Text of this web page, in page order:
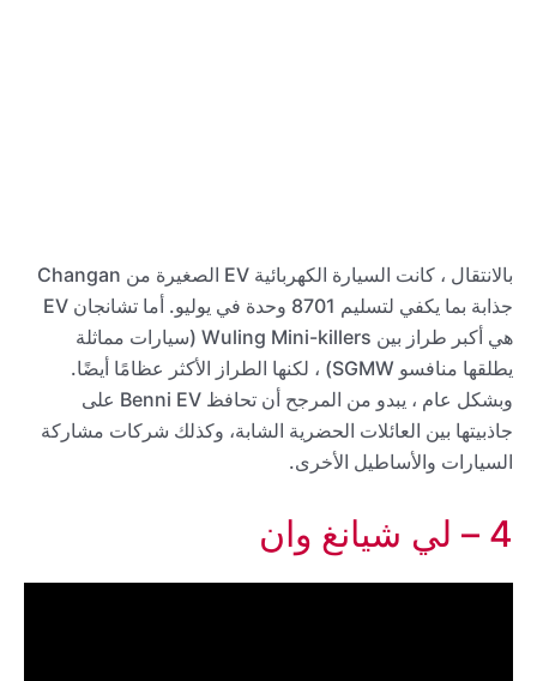
بالانتقال ، كانت السيارة الكهربائية EV الصغيرة من Changan
جذابة بما يكفي لتسليم 8701 وحدة في يوليو. أما تشانجان EV
هي أكبر طراز بين Wuling Mini-killers (سيارات مماثلة
يطلقها منافسو SGMW) ، لكنها الطراز الأكثر عظامًا أيضًا.
وبشكل عام ، يبدو من المرجح أن تحافظ Benni EV على
جاذبيتها بين العائلات الحضرية الشابة، وكذلك شركات مشاركة
السيارات والأساطيل الأخرى.
4 – لي شيانغ وان